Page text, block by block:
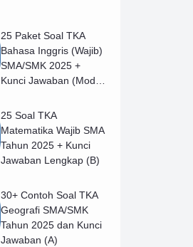
25 Paket Soal TKA
Bahasa Inggris (Wajib)
SMA/SMK 2025 +
Kunci Jawaban (Model
25 Soal TKA
Matematika Wajib SMA
Tahun 2025 + Kunci
Jawaban Lengkap (B)
30+ Contoh Soal TKA
Geografi SMA/SMK
Tahun 2025 dan Kunci
Jawaban (A)